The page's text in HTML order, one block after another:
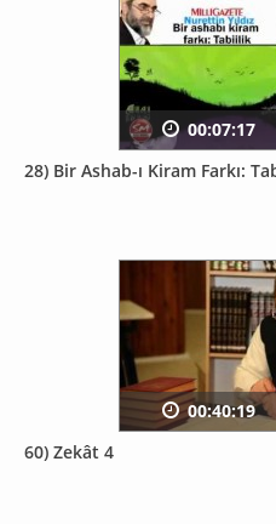
28) Bir Ashab-ı Kiram Farkı:
00:07:17
60) Zekât 4
00:40:19